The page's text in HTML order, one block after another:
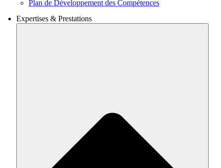
Plan de Développement des Compétences
Expertises & Prestations